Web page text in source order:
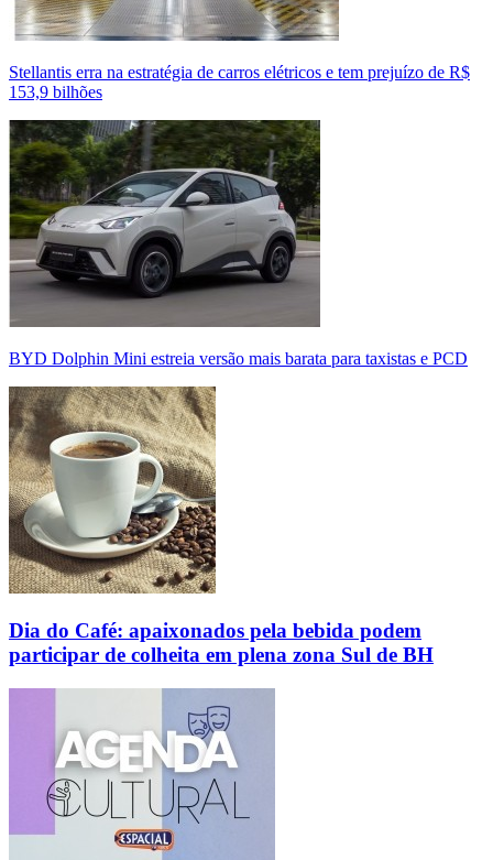
Stellantis erra na estratégia de carros elétricos e tem prejuízo de R$
153,9 bilhões
BYD Dolphin Mini estreia versão mais barata para taxistas e PCD
Dia do Café: apaixonados pela bebida podem
participar de colheita em plena zona Sul de BH